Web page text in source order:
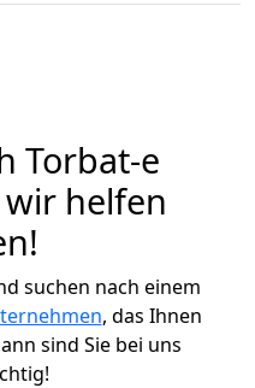
Torbat-e
helfen
suchen nach einem
, das Ihnen
sind Sie bei uns